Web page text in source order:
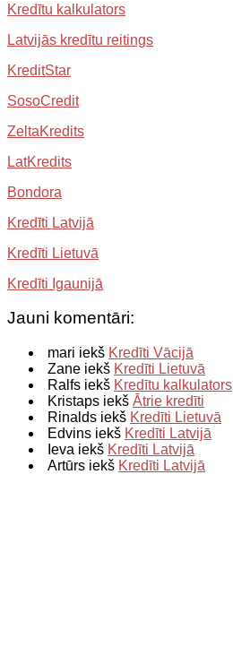
Kredītu kalkulators
Latvijās kredītu reitings
KreditStar
SosoCredit
ZeltaKredits
LatKredits
Bondora
Kredīti Latvijā
Kredīti Lietuvā
Kredīti Igaunijā
Jauni komentāri:
mari iekš Kredīti Vācijā
Zane iekš Kredīti Lietuvā
Ralfs iekš Kredītu kalkulators
Kristaps iekš Ātrie kredīti
Rinalds iekš Kredīti Lietuvā
Edvins iekš Kredīti Latvijā
Ieva iekš Kredīti Latvijā
Artūrs iekš Kredīti Latvijā